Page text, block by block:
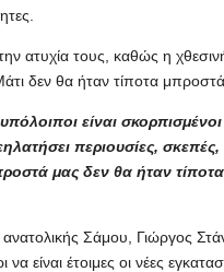
ατυχία τους, καθώς η
δεν θα ήταν τίποτα
είναι
περιουσίες,
μας δεν θα ήταν
Σάμου, Γιώργος
είναι έτοιμες οι νέες